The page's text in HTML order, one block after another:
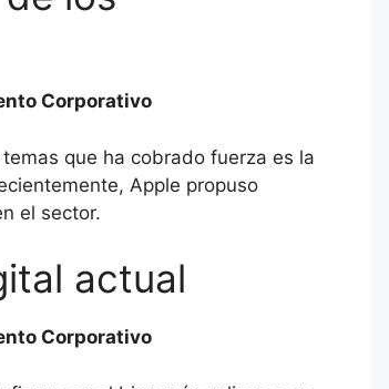
Corporativo
que ha cobrado fuerza es la
Apple propuso
el sector.
actual
Corporativo